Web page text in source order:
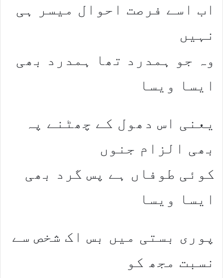
اب اسے فرصت احوال میسر ہی
نہیں
وہ جو ہمدرد تھا ہمدرد بھی
ایسا ویسا
یعنی اس دھول کے چھٹنے پہ
بھی الزام جنوں
کوئی طوفاں ہے پس گرد بھی
ایسا ویسا
پوری بستی میں بس اک شخص سے
نسبت مجھ کو